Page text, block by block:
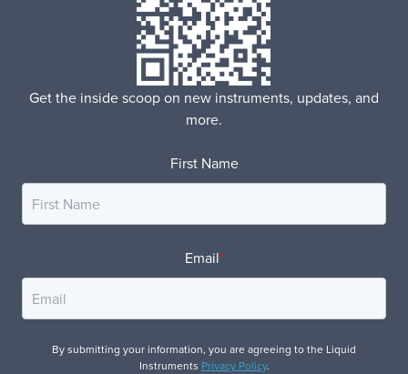
Get the inside scoop on new instruments, updates, and
more.
First Name
Email*
By submitting your information, you are agreeing to the Liquid
Instruments Privacy Policy.